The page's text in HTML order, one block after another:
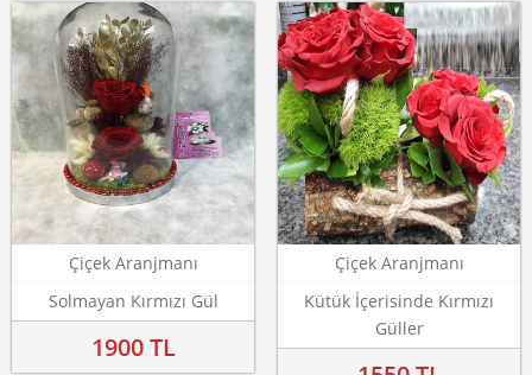
Çiçek Aranjmanı
Solmayan Kırmızı Gül
1900 TL
Çiçek Aranjmanı
Kütük İçerisinde Kırmızı
Güller